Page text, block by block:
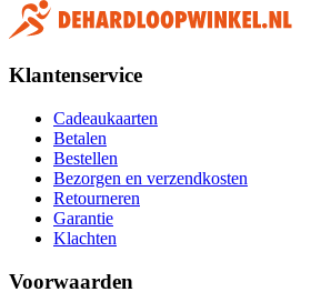
Klantenservice
Cadeaukaarten
Betalen
Bestellen
Bezorgen en verzendkosten
Retourneren
Garantie
Klachten
Voorwaarden